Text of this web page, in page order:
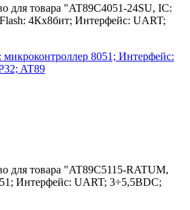
для товара "AT89C4051-24SU, IC:
4Кx8бит; Интерфейс: UART;
8051; Интерфейс:
AT89
для товара "AT89C5115-RATUM,
Интерфейс: UART; 3÷5,5ВDC;